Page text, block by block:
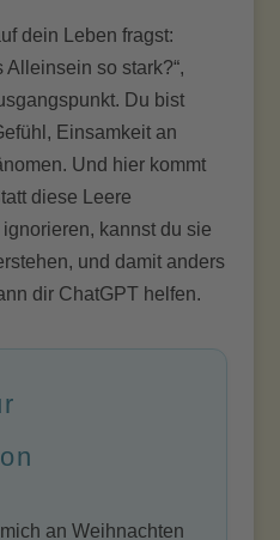
dein Leben fragst:
Alleinsein so stark?“,
Du bist
Einsamkeit an
Und hier kommt
diese Leere
kannst du sie
und damit anders
dir ChatGPT helfen.
an Weihnachten